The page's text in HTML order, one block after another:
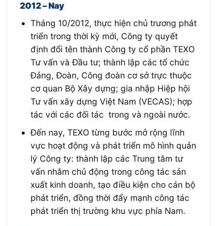
2012 – Nay
Tháng 10/2012, thực hiện chủ trương phát
triển trong thời kỳ mới, Công ty quyết
định đổi tên thành Công ty cổ phần TEXO
Tư vấn và Đầu tư; thành lập các tổ chức
Đảng, Đoàn, Công đoàn cơ sở trực thuộc
cơ quan Bộ Xây dựng; gia nhập Hiệp hội
Tư vấn xây dựng Việt Nam (VECAS); hợp
tác với các đối tác trong và ngoài nước.
Đến nay, TEXO từng bước mở rộng lĩnh
vực hoạt động và phát triển mô hình quản
lý Công ty: thành lập các Trung tâm tư
vấn nhằm chủ động trong công tác sản
xuất kinh doanh, tạo điều kiện cho cán bộ
phát triển, đồng thời đẩy mạnh công tác
phát triển thị trường khu vực phía Nam.